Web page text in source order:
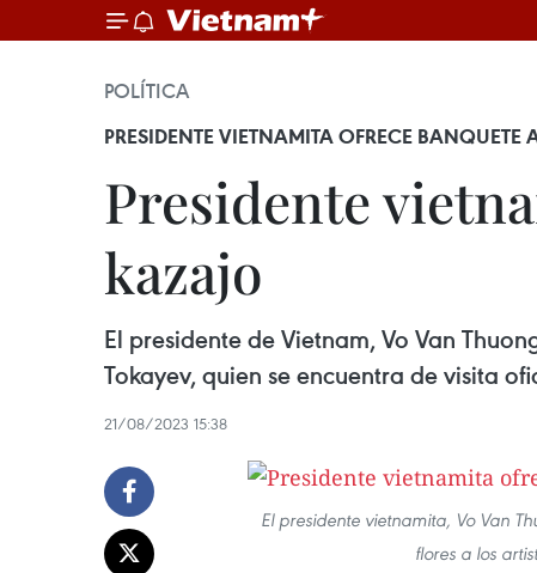
POLÍTICA
PRESIDENTE VIETNAMITA OFRECE
Presidente
kazajo
El presidente de Vietnam, Vo Van
Tokayev, quien se encuentra de visita
21/08/2023 15:38
El presidente vietnamita, Vo Van
flores a los